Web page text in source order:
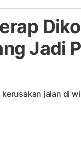
Jadi
jalan di